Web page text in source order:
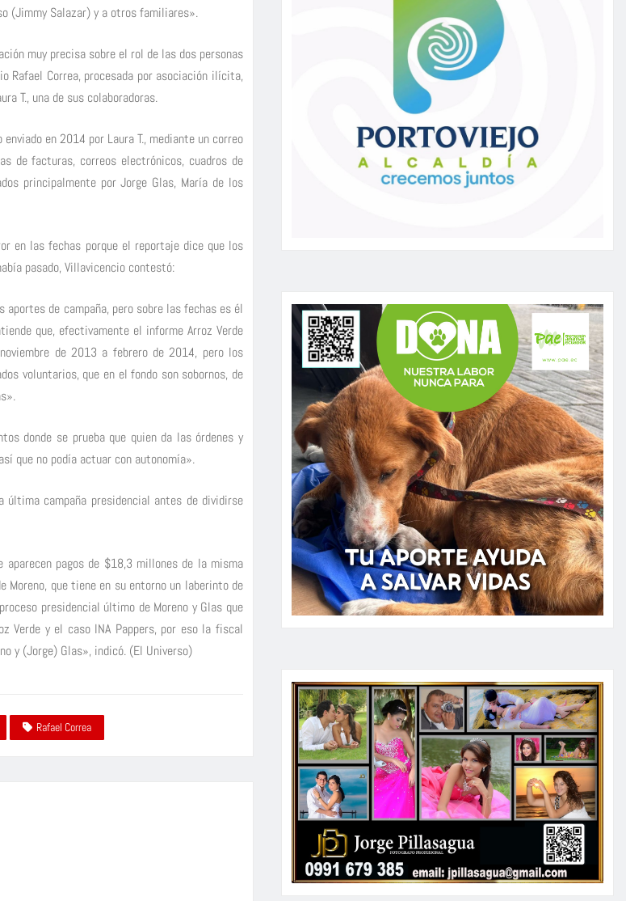
(Jimmy Salazar) y a otros familiares».
muy precisa sobre el rol de las dos personas
Rafael Correa, procesada por asociación ilícita,
T., una de sus colaboradoras.
en 2014 por Laura T., mediante un correo
de facturas, correos electrónicos, cuadros de
principalmente por Jorge Glas, María de los
en las fechas porque el reportaje dice que los
pasado, Villavicencio contestó:
de campaña, pero sobre las fechas es él
que, efectivamente el informe Arroz Verde
de 2013 a febrero de 2014, pero los
voluntarios, que en el fondo son sobornos, de
donde se prueba que quien da las órdenes y
que no podía actuar con autonomía».
última campaña presidencial antes de dividirse
aparecen pagos de $18,3 millones de la misma
Moreno, que tiene en su entorno un laberinto de
presidencial último de Moreno y Glas que
Verde y el caso INA Pappers, por eso la fiscal
y (Jorge) Glas», indicó. (El Universo)
Rafael Correa